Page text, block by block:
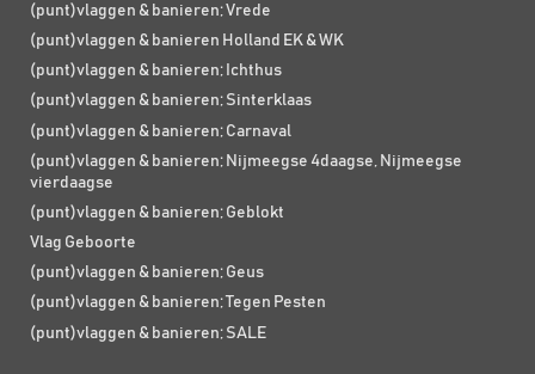
(punt)vlaggen & banieren; Vrede
(punt)vlaggen & banieren Holland EK & WK
(punt)vlaggen & banieren; Ichthus
(punt)vlaggen & banieren; Sinterklaas
(punt)vlaggen & banieren; Carnaval
(punt)vlaggen & banieren; Nijmeegse 4daagse, Nijmeegse
vierdaagse
(punt)vlaggen & banieren; Geblokt
Vlag Geboorte
(punt)vlaggen & banieren; Geus
(punt)vlaggen & banieren; Tegen Pesten
(punt)vlaggen & banieren; SALE